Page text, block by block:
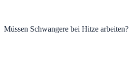
Müssen Schwangere bei Hitze arbeiten?